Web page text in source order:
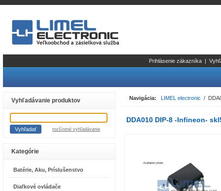
Prihlásenie zákazníka |
Vyhľadávanie produktov
rozšírené vyhľadávanie
Kategórie
Batérie, Aku, Príslušenstvo
Diaľkové ovládače
Navigácia: LIMEL electronic /
DDA010 DIP-8 -Infineon-